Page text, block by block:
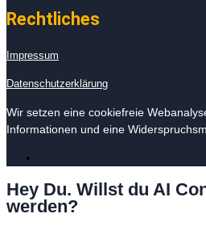
Rechtliches
Impressum
Datenschutzerklärung
Wir setzen eine cookiefreie
Informationen und eine
Hey Du. Willst du AI
werden?